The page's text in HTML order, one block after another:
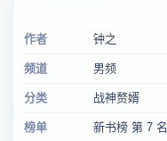
作者 钟之
频道 男频
分类 战神赘婿
榜单 新书榜 第 7 名